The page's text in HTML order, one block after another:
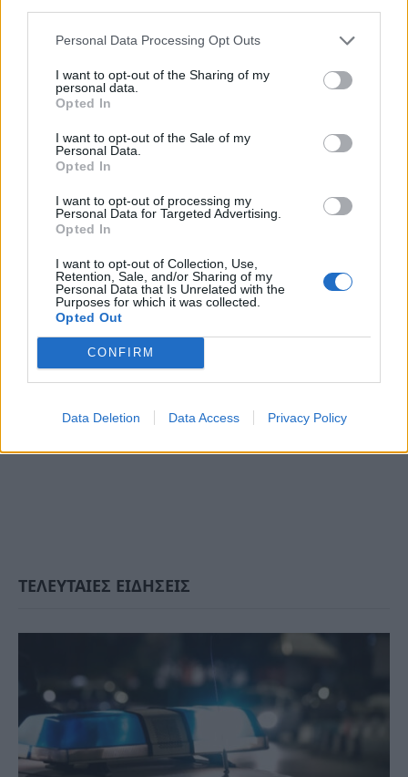
Personal Data Processing Opt Outs
I want to opt-out of the Sharing of my
personal data.
Opted In
I want to opt-out of the Sale of my
Personal Data.
Opted In
I want to opt-out of processing my
Personal Data for Targeted Advertising.
Opted In
I want to opt-out of Collection, Use,
Retention, Sale, and/or Sharing of my
Personal Data that Is Unrelated with the
Purposes for which it was collected.
Opted Out
CONFIRM
Data Deletion Data Access Privacy Policy
x-factor
ελληνικού
μητέρα Πέθανε του
ΤΕΛΕΥΤΑΙΕΣ ΕΙΔΗΣΕΙΣ